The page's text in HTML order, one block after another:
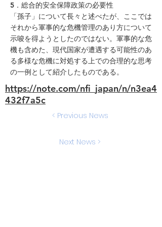
5．総合的安全保障政策の必要性
「孫子」について長々と述べたが、ここでは
それから軍事的な危機管理のあり方について
示唆を得ようとしたのではない。軍事的な危
機も含めた、現代国家が遭遇する可能性のあ
る多様な危機に対処する上での合理的な思考
の一例として紹介したものである。
https://note.com/nfi_japan/n/n3ea4
432f7a5c
< Previous News
Next News >